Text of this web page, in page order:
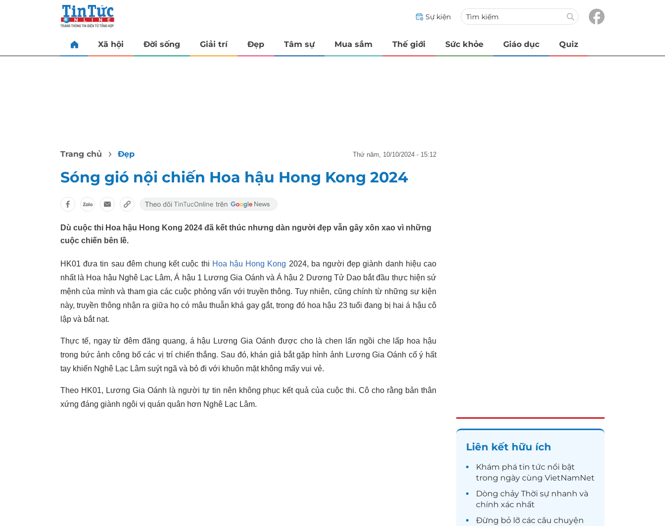
Sự kiện
Xã hội Đời sống Giải trí Đẹp Tâm sự Mua sắm Thế giới Sức khỏe Giáo dục Quiz
Trang chủ Đẹp thứ năm, 10/10/2024 - 15:12
Sóng gió nội chiến Hoa hậu Hong Kong 2024
Dù cuộc thi Hoa hậu Hong Kong 2024 đã kết thúc nhưng dàn người đẹp vẫn gây xôn xao vì những
cuộc chiến bên lề.
HK01 đưa tin sau đêm chung kết cuộc thi Hoa hậu Hong Kong 2024, ba người đẹp giành danh hiệu cao
nhất là Hoa hậu Nghê Lạc Lâm, Á hậu 1 Lương Gia Oánh và Á hậu 2 Dương Tử Dao bắt đầu thực hiện sứ
mệnh của mình và tham gia các cuộc phỏng vấn với truyền thông. Tuy nhiên, cũng chính từ những sự kiện
này, truyền thông nhận ra giữa họ có mâu thuẫn khá gay gắt, trong đó hoa hậu 23 tuổi đang bị hai á hậu cô
lập và bắt nạt.
Thực tế, ngay từ đêm đăng quang, á hậu Lương Gia Oánh được cho là chen lấn ngồi che lấp hoa hậu
trong bức ảnh công bố các vị trí chiến thắng. Sau đó, khán giả bắt gặp hình ảnh Lương Gia Oánh cố ý hất
tay khiến Nghê Lạc Lâm suýt ngã và bỏ đi với khuôn mặt không mấy vui vẻ.
Theo HK01, Lương Gia Oánh là người tự tin nên không phục kết quả của cuộc thi. Cô cho rằng bản thân
xứng đáng giành ngôi vị quán quân hơn Nghê Lạc Lâm.
Liên kết hữu ích
Khám phá tin tức nổi bật
trong ngày cùng VietNamNet
Dòng chảy Thời sự nhanh và
chính xác nhất
Đừng bỏ lỡ các câu chuyện